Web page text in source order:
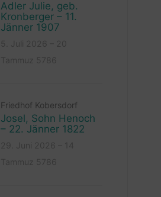
Adler Julie, geb.
Kronberger – 11.
Jänner 1907
Friedhof Kobersdorf
Josel, Sohn Henoch
– 22. Jänner 1822